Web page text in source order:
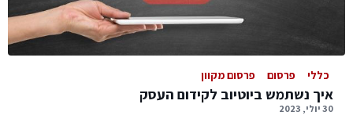
כללי פרסום פרסום מקוון
איך נשתמש ביוטיוב לקידום העסק
30 יולי, 2023